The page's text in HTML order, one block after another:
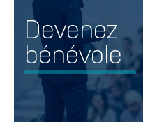
Devenez
bénévole